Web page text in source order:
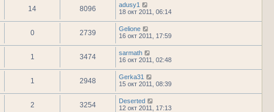
14 8096
adusy1
18 окт 2011, 06:14
0 2739
Gelione
16 окт 2011, 17:59
1 3474
sarmath
16 окт 2011, 02:48
1 2948
Gerka31
15 окт 2011, 08:39
2 3254
Deserted
12 окт 2011, 17:13